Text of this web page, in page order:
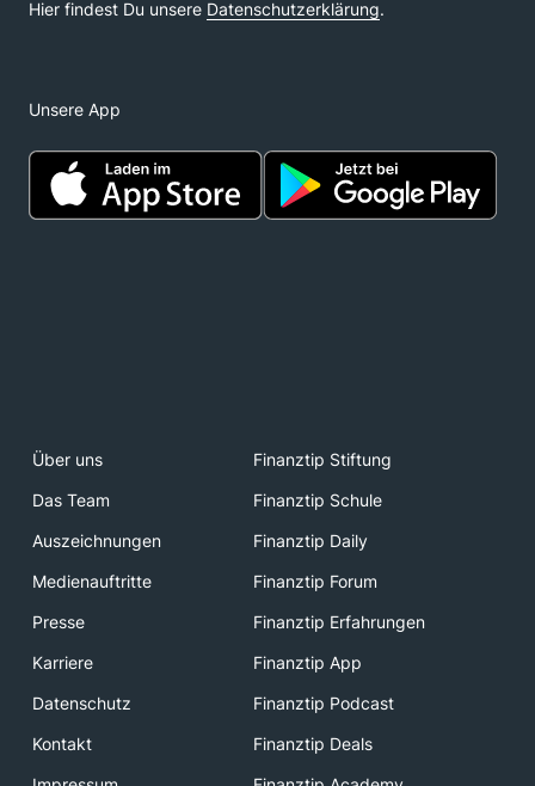
Unsere App
Über uns
Finanztip Stiftung
Das Team
Finanztip Schule
Auszeichnungen
Finanztip Daily
Medienauftritte
Finanztip Forum
Presse
Finanztip Erfahrungen
Karriere
Finanztip App
Datenschutz
Finanztip Podcast
Kontakt
Finanztip Deals